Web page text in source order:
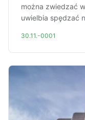
można zwiedzać
uwielbia spędzać
30.11.-0001